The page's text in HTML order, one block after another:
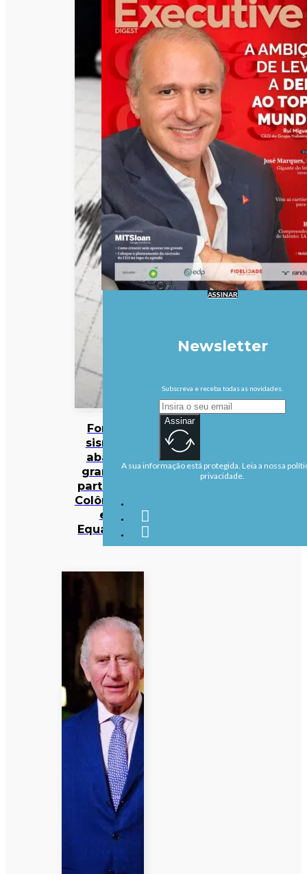
Forte
sismo
abala
grande
parte da
Colômbia
e
Equador
ASSINAR
Newsletter
Subscreva e receba todas as novidades.
Assinar
A sua informação está protegida. Leia a nossa
privacidade.